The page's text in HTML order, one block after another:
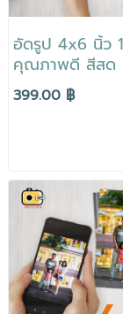
อัดรูป 4x6 นิ้ว
คุณภาพดี สีสด
เลเซอร์ สั่งง่าย
ถึงบ้าน พร้อมอัล
ส่งไฟล์รูปทางไ
399.00 ฿